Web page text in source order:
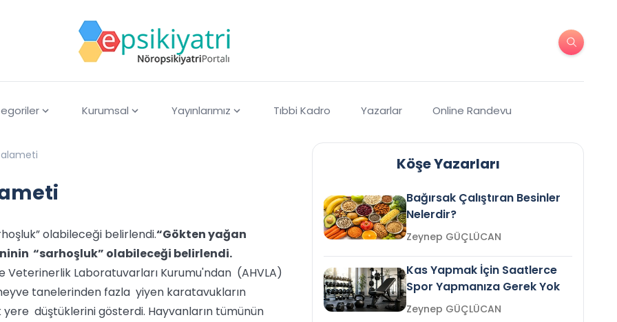
Kurumsal Yayınlarımız Tıbbi Kadro Yazarlar Online Randevu
alameti
olabileceği belirlendi.“Gökten yağan
“sarhoşluk” olabileceği belirlendi.
Veterinerlik Laboratuvarları Kurumu'ndan (AHVLA)
tanelerinden fazla yiyen karatavukların
düştüklerini gösterdi. Hayvanların tümünün
Köşe Yazarları
Bağırsak Çalıştıran Besinler
Nelerdir?
Zeynep GÜÇLÜCAN
Kas Yapmak İçin Saatlerce
Spor Yapmanıza Gerek Yok
Zeynep GÜÇLÜCAN